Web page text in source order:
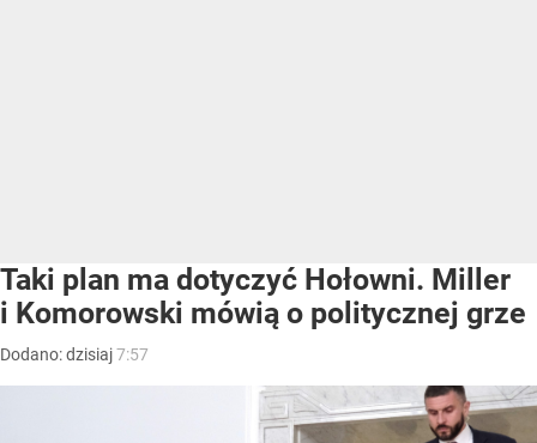
Taki plan ma dotyczyć Hołowni. Miller
i Komorowski mówią o politycznej grze
Dodano:dzisiaj7:57